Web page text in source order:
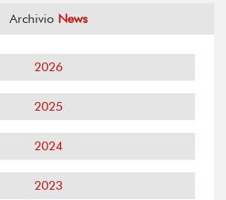
Archivio News
2026
2025
2024
2023